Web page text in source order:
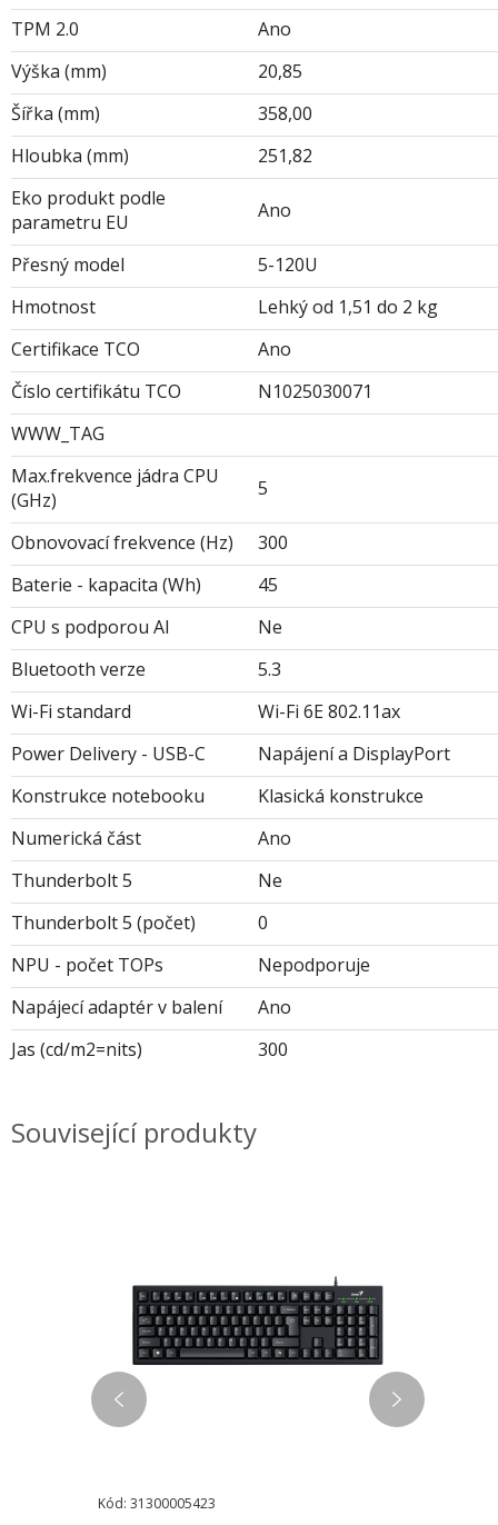
TPM 2.0
Ano
Výška (mm)
20,85
Šířka (mm)
358,00
Hloubka (mm)
251,82
Eko produkt podle
parametru EU
Ano
Přesný model
5-120U
Hmotnost
Lehký od 1,51 do 2 kg
Certifikace TCO
Ano
Číslo certifikátu TCO
N1025030071
WWW_TAG
Max.frekvence jádra CPU
(GHz)
5
Obnovovací frekvence (Hz)
300
Baterie - kapacita (Wh)
45
CPU s podporou AI
Ne
Bluetooth verze
5.3
Wi-Fi standard
Wi-Fi 6E 802.11ax
Power Delivery - USB-C
Napájení a DisplayPort
Konstrukce notebooku
Klasická konstrukce
Numerická část
Ano
Thunderbolt 5
Ne
Thunderbolt 5 (počet)
0
NPU - počet TOPs
Nepodporuje
Napájecí adaptér v balení
Ano
Jas (cd/m2=nits)
300
Související produkty
Kód: 31300005423